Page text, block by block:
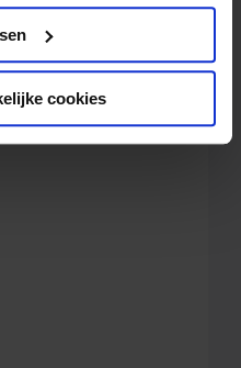
cookies
Score
65 /